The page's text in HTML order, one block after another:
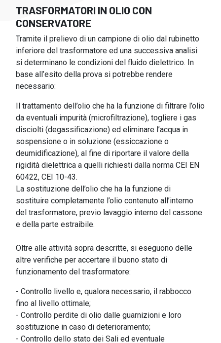
TRASFORMATORI IN OLIO CON
CONSERVATORE
Tramite il prelievo di un campione di olio dal rubinetto
inferiore del trasformatore ed una successiva analisi
si determinano le condizioni del fluido dielettrico. In
base all’esito della prova si potrebbe rendere
necessario:
Il trattamento dell’olio che ha la funzione di filtrare l’olio
da eventuali impurità (microfiltrazione), togliere i gas
disciolti (degassificazione) ed eliminare l’acqua in
sospensione o in soluzione (essiccazione o
deumidificazione), al fine di riportare il valore della
rigidità dielettrica a quelli richiesti dalla norma CEI EN
60422, CEI 10-43.
La sostituzione dell’olio che ha la funzione di
sostituire completamente l’olio contenuto all’interno
del trasformatore, previo lavaggio interno del cassone
e della parte estraibile.
Oltre alle attività sopra descritte, si eseguono delle
altre verifiche per accertare il buono stato di
funzionamento del trasformatore:
- Controllo livello e, qualora necessario, il rabbocco
fino al livello ottimale;
- Controllo perdite di olio dalle guarnizioni e loro
sostituzione in caso di deterioramento;
- Controllo dello stato dei Sali ed eventuale